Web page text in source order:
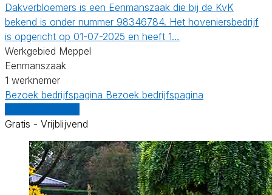
Dakverbloemers is een Eenmanszaak die bij de KvK
bekend is onder nummer 98346784. Het hoveniersbedrijf
is opgericht op 01-07-2025 en heeft 1…
Werkgebied Meppel
Eenmanszaak
1 werknemer
Bezoek bedrijfspagina Bezoek bedrijfspagina
Gratis - Vrijblijvend